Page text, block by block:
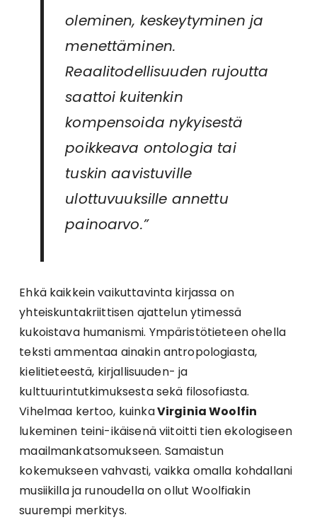
oleminen, keskeytyminen ja
menettäminen.
Reaalitodellisuuden rujoutta
saattoi kuitenkin
kompensoida nykyisestä
poikkeava ontologia tai
tuskin aavistuville
ulottuvuuksille annettu
painoarvo.”
Ehkä kaikkein vaikuttavinta kirjassa on
yhteiskuntakriittisen ajattelun ytimessä
kukoistava humanismi. Ympäristötieteen ohella
teksti ammentaa ainakin antropologiasta,
kielitieteestä, kirjallisuuden- ja
kulttuurintutkimuksesta sekä filosofiasta.
Vihelmaa kertoo, kuinkaVirginia Woolfin
lukeminen teini-ikäisenä viitoitti tien ekologiseen
maailmankatsomukseen. Samaistun
kokemukseen vahvasti, vaikka omalla kohdallani
musiikilla ja runoudella on ollut Woolfiakin
suurempi merkitys.